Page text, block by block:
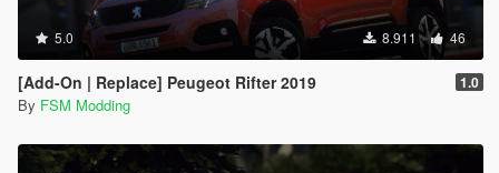
5.0 8.911 46
[Add-On | Replace] Peugeot Rifter 2019 1.0
By FSM Modding